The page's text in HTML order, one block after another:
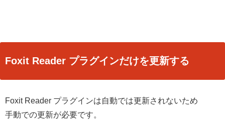
Foxit Reader プラグインだけを更新する
Foxit Reader プラグインは自動では更新されないため
手動での更新が必要です。